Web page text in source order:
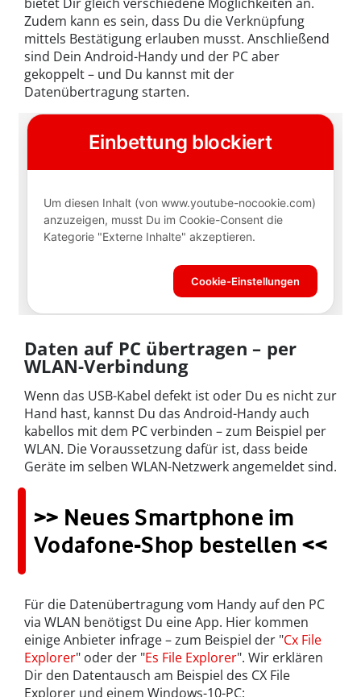
Zudem kann es sein, dass Du die Verknüpfung
mittels Bestätigung erlauben musst. Anschließend
sind Dein Android-Handy und der PC aber
gekoppelt – und Du kannst mit der
Datenübertragung starten.
Daten auf PC übertragen – per
WLAN-Verbindung
Wenn das USB-Kabel defekt ist oder Du es nicht zur
Hand hast, kannst Du das Android-Handy auch
kabellos mit dem PC verbinden – zum Beispiel per
WLAN. Die Voraussetzung dafür ist, dass beide
Geräte im selben WLAN-Netzwerk angemeldet sind.
>> Neues Smartphone im
Vodafone-Shop bestellen <<
Für die Datenübertragung vom Handy auf den PC
via WLAN benötigst Du eine App. Hier kommen
einige Anbieter infrage – zum Beispiel der "Cx File
Explorer" oder der "Es File Explorer". Wir erklären
Dir den Datentausch am Beispiel des CX File
Explorer und einem Windows-10-PC: